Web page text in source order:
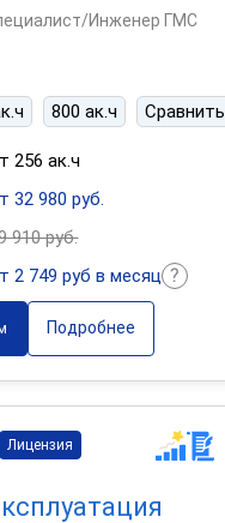
Инженер ГМС
800 ак.ч Сравнить
256 ак.ч
32 980 руб.
910 руб.
2 749 руб в месяц
Подробнее
Лицензия